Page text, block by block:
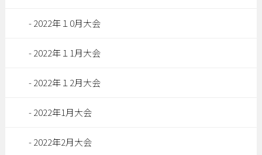
2022年１0月大会
2022年１1月大会
2022年１2月大会
2022年1月大会
2022年2月大会